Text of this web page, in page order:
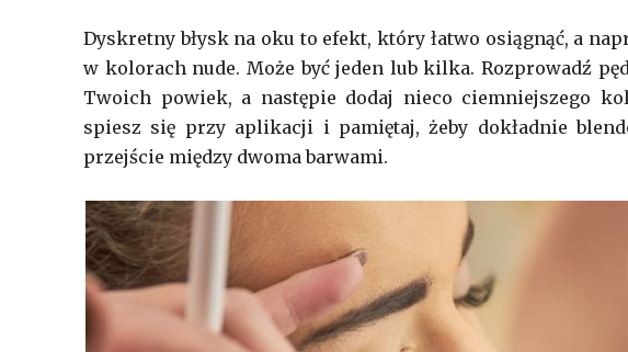
Dyskretny błysk na oku to efekt, który łatwo osiągnąć, a
w kolorach nude. Może być jeden lub kilka. Rozprowadź
Twoich powiek, a następie dodaj nieco ciemniejszego
spiesz się przy aplikacji i pamiętaj, żeby dokładnie
przejście między dwoma barwami.